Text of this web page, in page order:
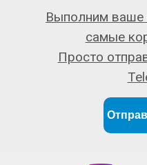
Выполним ваше
самые
Просто